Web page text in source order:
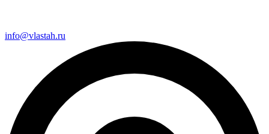
info@vlastah.ru